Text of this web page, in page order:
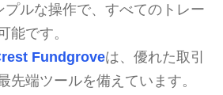
プルな操作で、すべてのトレー
能です。
Fundgroveは、優れた取引
先端ツールを備えています。